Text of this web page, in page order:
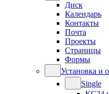
Диск
Календарь
Контакты
Почта
Проекты
Страницы
Формы
Установка и
Single